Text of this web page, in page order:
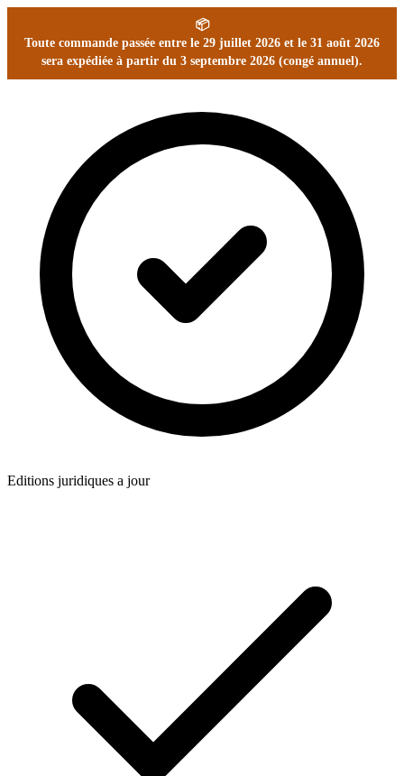
📦
Toute commande passée entre le 29 juillet 2026 et le 31 août 2026
sera expédiée à partir du 3 septembre 2026 (congé annuel).
Editions juridiques a jour